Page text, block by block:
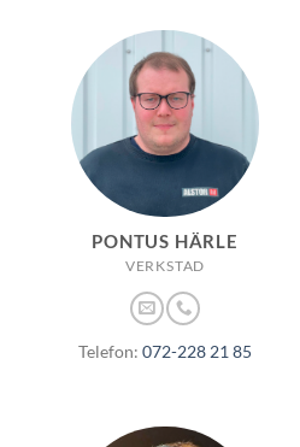
PONTUS HÄRLE
VERKSTAD
Telefon: 072-228 21 85